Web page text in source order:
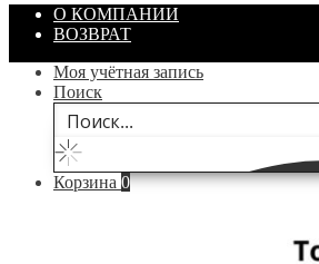
О КОМПАНИИ
ВОЗВРАТ
Моя учётная запись
Поиск
Корзина 0